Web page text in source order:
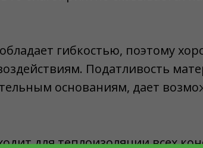
гибкостью, поэтому
Податливость
основаниям, дает
для теплоизоляции всех